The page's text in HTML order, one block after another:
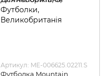
Артикул: ME-006625.02211.S
Футболка Mountain